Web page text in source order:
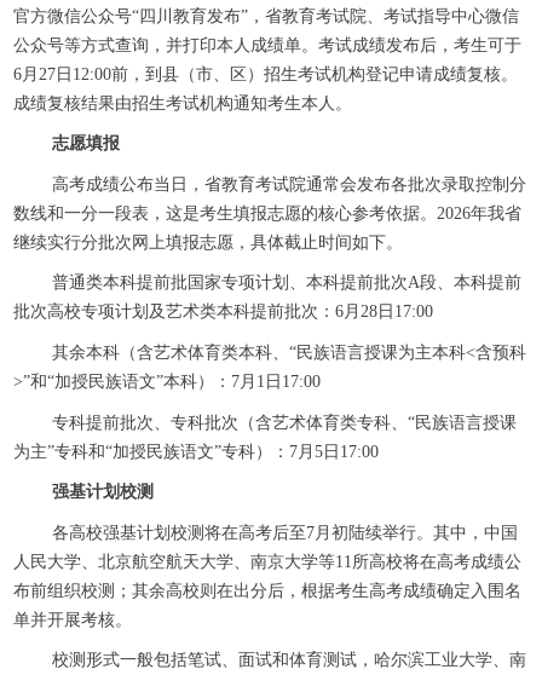
官方微信公众号“四川教育发布”，省教育考试院、考试指导中心微信
公众号等方式查询，并打印本人成绩单。考试成绩发布后，考生可于
6月27日12:00前，到县（市、区）招生考试机构登记申请成绩复核。
成绩复核结果由招生考试机构通知考生本人。
志愿填报
高考成绩公布当日，省教育考试院通常会发布各批次录取控制分
数线和一分一段表，这是考生填报志愿的核心参考依据。2026年我省
继续实行分批次网上填报志愿，具体截止时间如下。
普通类本科提前批国家专项计划、本科提前批次A段、本科提前
批次高校专项计划及艺术类本科提前批次：6月28日17:00
其余本科（含艺术体育类本科、“民族语言授课为主本科<含预科
>”和“加授民族语文”本科）：7月1日17:00
专科提前批次、专科批次（含艺术体育类专科、“民族语言授课
为主”专科和“加授民族语文”专科）：7月5日17:00
强基计划校测
各高校强基计划校测将在高考后至7月初陆续举行。其中，中国
人民大学、北京航空航天大学、南京大学等11所高校将在高考成绩公
布前组织校测；其余高校则在出分后，根据考生高考成绩确定入围名
单并开展考核。
校测形式一般包括笔试、面试和体育测试，哈尔滨工业大学、南